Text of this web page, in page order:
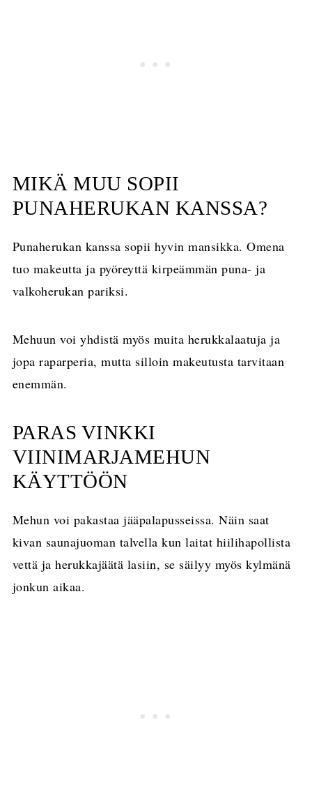
MIKÄ MUU SOPII
PUNAHERUKAN KANSSA?
Punaherukan kanssa sopii hyvin mansikka. Omena
tuo makeutta ja pyöreyttä kirpeämmän puna- ja
valkoherukan pariksi.
Mehuun voi yhdistä myös muita herukkalaatuja ja
jopa raparperia, mutta silloin makeutusta tarvitaan
enemmän.
PARAS VINKKI
VIINIMARJAMEHUN
KÄYTTÖÖN
Mehun voi pakastaa jääpalapusseissa. Näin saat
kivan saunajuoman talvella kun laitat hiilihapollista
vettä ja herukkajäätä lasiin, se säilyy myös kylmänä
jonkun aikaa.